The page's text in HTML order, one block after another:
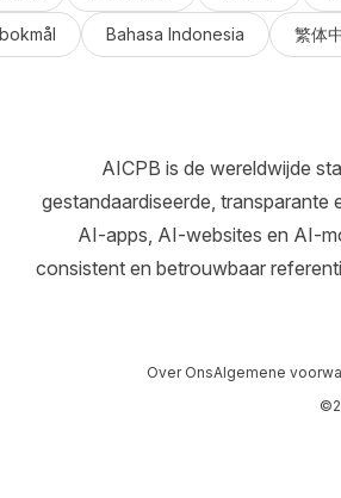
Bahasa Indonesia 繁体
AICPB is de wereldwijde
gestandaardiseerde, transparante
AI-apps, AI-websites en AI-
consistent en betrouwbaar
Over OnsAlgemene